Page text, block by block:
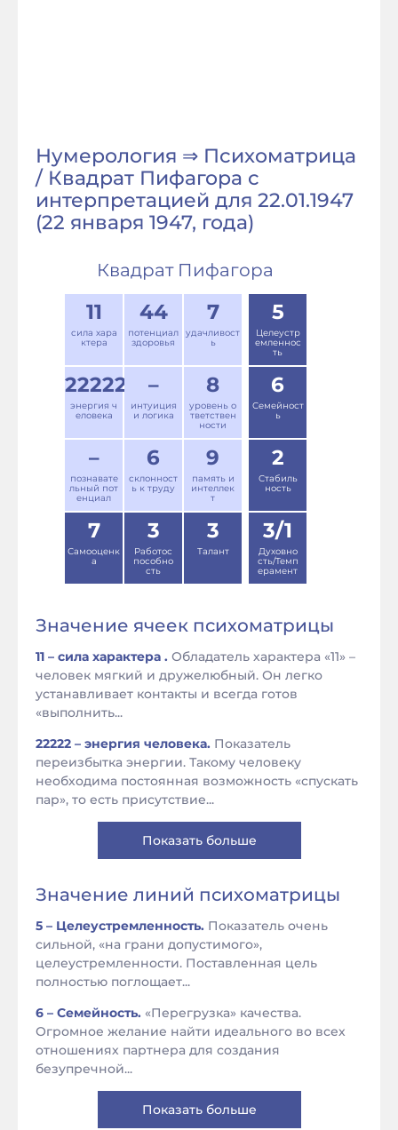
Нумерология ⇒ Психоматрица
/ Квадрат Пифагора с
интерпретацией для 22.01.1947
(22 января 1947, года)
Квадрат Пифагора
11
сила хара
ктера
44
потенциал
здоровья
7
удачливост
ь
22222
энергия ч
еловека
–
интуиция
и логика
8
уровень о
тветствен
ности
–
познавате
льный пот
енциал
6
склонност
ь к труду
9
память и
интеллек
т
5
Целеустр
емленнос
ть
6
Семейност
ь
2
Стабиль
ность
7
Самооценк
а
3
Работос
пособно
сть
3
Талант
3/1
Духовно
сть/Темп
ерамент
Значение ячеек психоматрицы
11 – сила характера . Обладатель характера «11» –
человек мягкий и дружелюбный. Он легко
устанавливает контакты и всегда готов
«выполнить...
22222 – энергия человека. Показатель
переизбытка энергии. Такому человеку
необходима постоянная возможность «спускать
пар», то есть присутствие...
Показать больше
Значение линий психоматрицы
5 – Целеустремленность. Показатель очень
сильной, «на грани допустимого»,
целеустремленности. Поставленная цель
полностью поглощает...
6 – Семейность. «Перегрузка» качества.
Огромное желание найти идеального во всех
отношениях партнера для создания
безупречной...
Показать больше